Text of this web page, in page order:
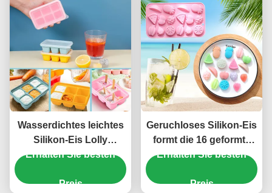
Wasserdichtes leichtes
Silikon-Eis Lolly
Moulds,
Silikon-Eismaschine
Erhalten Sie besten
Preis
Geruchloses Silikon-Eis
formt die 16 geformte
Hohlraum-harmlose
Erhalten Sie besten
Preis